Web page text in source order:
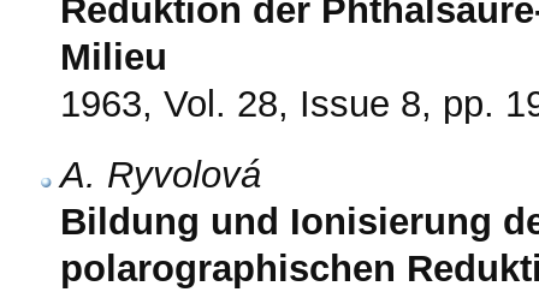
Reduktion der
Milieu
1963, Vol. 28, Issue 8, pp.
A. Ryvolová
Bildung und Ionisierung
polarographischen